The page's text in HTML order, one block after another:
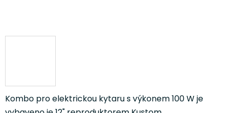
Kombo pro elektrickou kytaru s výkonem 100 W je